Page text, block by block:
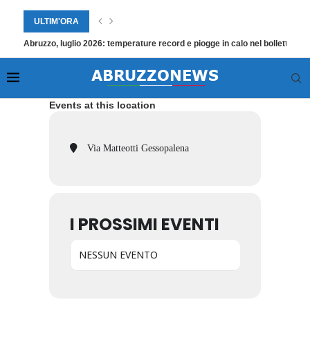
ULTIM'ORA
Abruzzo, luglio 2026: temperature record e piogge in calo nel bollettino
Events at this location
Via Matteotti Gessopalena
I PROSSIMI EVENTI
NESSUN EVENTO